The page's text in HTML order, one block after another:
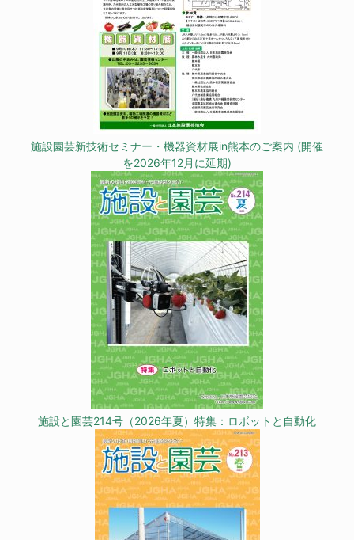
施設園芸新技術セミナー・機器資材展in熊本のご案内 (開催
を2026年12月に延期)
施設と園芸214号（2026年夏）特集：ロボットと自動化